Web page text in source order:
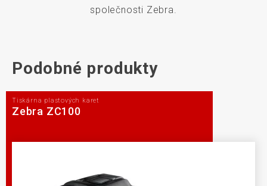
společnosti Zebra.
Podobné produkty
Tiskárna plastových karet
Zebra ZC100